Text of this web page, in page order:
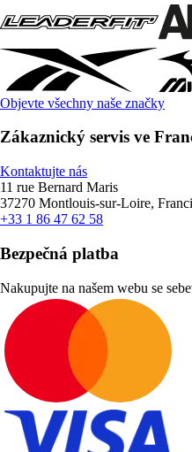
Objevte všechny naše značky
Zákaznický servis ve
Kontaktujte nás
11 rue Bernard Maris
37270 Montlouis-sur-Loire,
+33 1 86 47 62 58
Bezpečná platba
Nakupujte na našem webu se